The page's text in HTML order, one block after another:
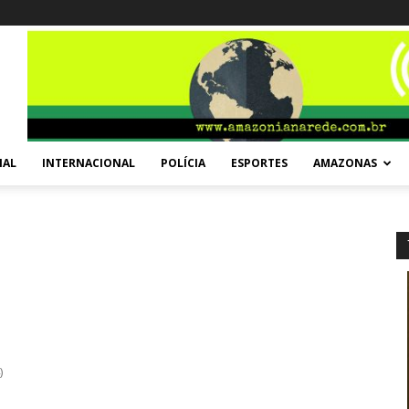
INTERNACIONAL POLÍCIA ESPORTES AMAZONAS